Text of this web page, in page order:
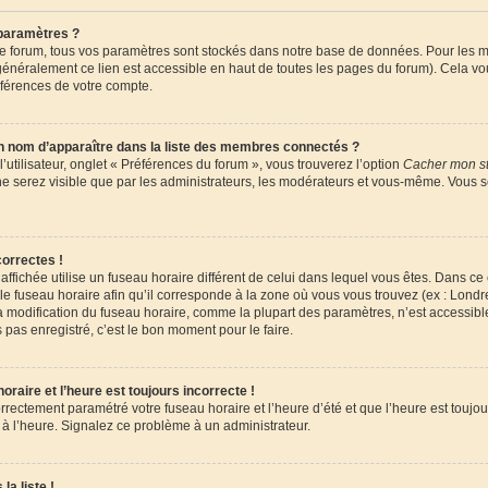
?
forum, tous vos paramètres sont stockés dans notre base de données. Pour les
ce lien est accessible en haut de toutes les pages du forum). Cela
de votre compte.
nom d’apparaître dans la liste des membres connectés ?
onglet « Préférences du forum », vous trouverez l’option Cacher mon
serez visible que par les administrateurs, les modérateurs et vous-même. Vous
!
utilise un fuseau horaire différent de celui dans lequel vous êtes. Dans
fuseau horaire afin qu’il corresponde à la zone où vous vous trouvez (ex :
modification du fuseau horaire, comme la plupart des paramètres, n’est
enregistré, c’est le bon moment pour le faire.
et l’heure est toujours incorrecte !
paramétré votre fuseau horaire et l’heure d’été et que l’heure est
l’heure. Signalez ce problème à un administrateur.